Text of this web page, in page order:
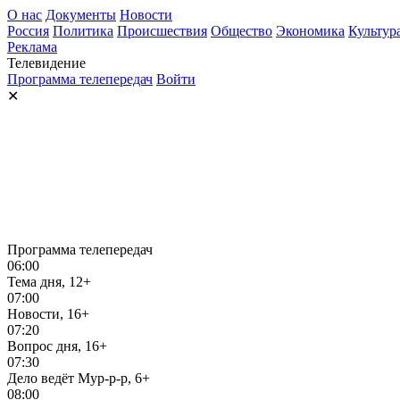
О нас Документы Новости
Россия Политика Происшествия Общество Экономика
Реклама
Телевидение
Программа телепередач Войти
✕
Программа телепередач
06:00
Тема дня, 12+
07:00
Новости, 16+
07:20
Вопрос дня, 16+
07:30
Дело ведёт Мур-р-р, 6+
08:00